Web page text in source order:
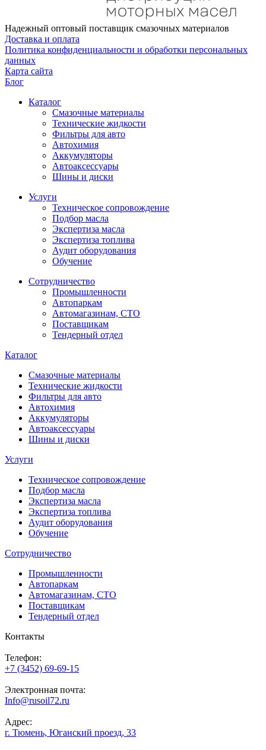
Надежный оптовый поставщик смазочных материалов
Доставка и оплата
Политика конфиденциальности и обработки персональных
данных
Карта сайта
Блог
Каталог
Смазочные материалы
Технические жидкости
Фильтры для авто
Автохимия
Аккумуляторы
Автоаксессуары
Шины и диски
Услуги
Техническое сопровождение
Подбор масла
Экспертиза масла
Экспертиза топлива
Аудит оборудования
Обучение
Сотрудничество
Промышленности
Автопаркам
Автомагазинам, СТО
Поставщикам
Тендерный отдел
Каталог
Смазочные материалы
Технические жидкости
Фильтры для авто
Автохимия
Аккумуляторы
Автоаксессуары
Шины и диски
Услуги
Техническое сопровождение
Подбор масла
Экспертиза масла
Экспертиза топлива
Аудит оборудования
Обучение
Сотрудничество
Промышленности
Автопаркам
Автомагазинам, СТО
Поставщикам
Тендерный отдел
Контакты
Телефон:
+7 (3452) 69-69-15
Электронная почта:
Info@rusoil72.ru
Адрес:
г. Тюмень, Юганский проезд, 33